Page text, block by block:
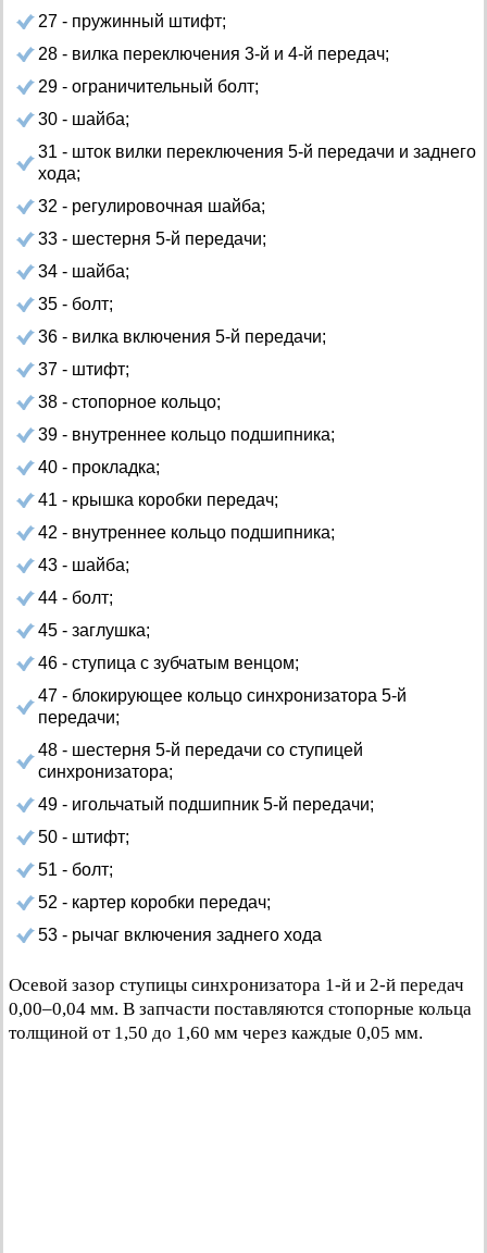
27 - пружинный штифт;
28 - вилка переключения 3-й и 4-й передач;
29 - ограничительный болт;
30 - шайба;
31 - шток вилки переключения 5-й передачи и заднего
хода;
32 - регулировочная шайба;
33 - шестерня 5-й передачи;
34 - шайба;
35 - болт;
36 - вилка включения 5-й передачи;
37 - штифт;
38 - стопорное кольцо;
39 - внутреннее кольцо подшипника;
40 - прокладка;
41 - крышка коробки передач;
42 - внутреннее кольцо подшипника;
43 - шайба;
44 - болт;
45 - заглушка;
46 - ступица с зубчатым венцом;
47 - блокирующее кольцо синхронизатора 5-й
передачи;
48 - шестерня 5-й передачи со ступицей
синхронизатора;
49 - игольчатый подшипник 5-й передачи;
50 - штифт;
51 - болт;
52 - картер коробки передач;
53 - рычаг включения заднего хода
Осевой зазор ступицы синхронизатора 1-й и 2-й передач
0,00–0,04 мм. В запчасти поставляются стопорные кольца
толщиной от 1,50 до 1,60 мм через каждые 0,05 мм.